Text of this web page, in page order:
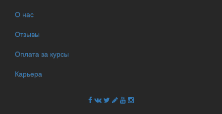
О нас
Отзывы
Оплата за курсы
Карьера